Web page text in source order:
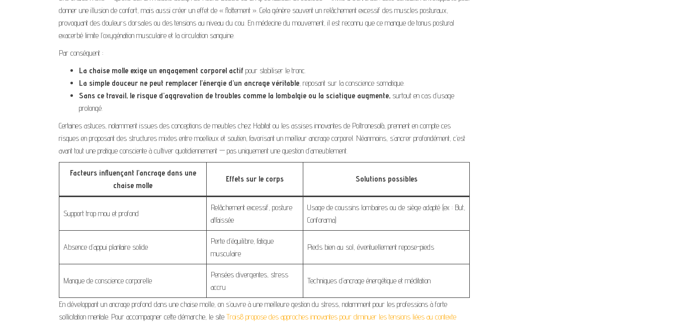
donner une illusion de confort, mais aussi créer un effet de « flottement ». Cela génère souvent un relâchement excessif des muscles posturaux,
provoquant des douleurs dorsales ou des tensions au niveau du cou. En médecine du mouvement, il est reconnu que ce manque de tonus postural
exacerbé limite l’oxygénation musculaire et la circulation sanguine.
Par conséquent :
La chaise molle exige un engagement corporel actif pour stabiliser le tronc.
La simple douceur ne peut remplacer l’énergie d’un ancrage véritable , reposant sur la conscience somatique.
Sans ce travail, le risque d’aggravation de troubles comme la lombalgie ou la sciatique augmente, surtout en cas d’usage
prolongé.
Certaines astuces, notamment issues des conceptions de meubles chez Habitat ou les assises innovantes de Poltronesofà, prennent en compte ces
risques en proposant des structures mixtes entre moelleux et soutien, favorisant un meilleur ancrage corporel. Néanmoins, s’ancrer profondément, c’est
avant tout une pratique consciente à cultiver quotidiennement — pas uniquement une question d’ameublement.
Facteurs influençant l’ancrage dans une
chaise molle
Effets sur le corps Solutions possibles
Support trop mou et profond
Relâchement excessif, posture
affaissée
Usage de coussins lombaires ou de siège adapté (ex : But,
Conforama)
Absence d’appui plantaire solide
Perte d’équilibre, fatigue
musculaire
Pieds bien au sol, éventuellement repose-pieds
Manque de conscience corporelle
Pensées divergentes, stress
accru
Techniques d’ancrage énergétique et méditation
En développant un ancrage profond dans une chaise molle, on s’ouvre à une meilleure gestion du stress, notamment pour les professions à forte
sollicitation mentale. Pour accompagner cette démarche, le site Trois8 propose des approches innovantes pour diminuer les tensions liées au contexte